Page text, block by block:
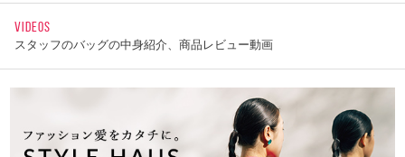
VIDEOS
スタッフのバッグの中身紹介、商品レビュー動画